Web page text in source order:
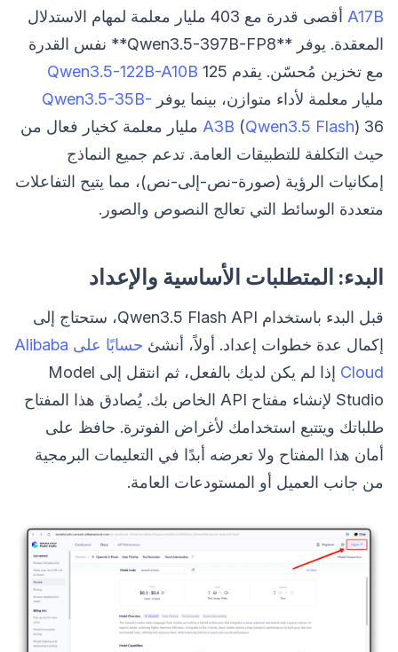
A17B
أقصى قدرة مع 403 مليار معلمة لمهام الاستدلال
المعقدة. يوفر **Qwen3.5-397B-FP8** نفس القدرة
مع تخزين مُحسّن. يقدم
Qwen3.5-122B-A10B 125
مليار معلمة لأداء متوازن، بينما يوفر Qwen3.5-35B-
A3B (Qwen3.5 Flash
) 36 مليار معلمة كخيار فعال من
حيث التكلفة للتطبيقات العامة. تدعم جميع النماذج
إمكانيات الرؤية (صورة-نص-إلى-نص)، مما يتيح التفاعلات
متعددة الوسائط التي تعالج النصوص والصور.
البدء: المتطلبات الأساسية والإعداد
قبل البدء باستخدام Qwen3.5 Flash API، ستحتاج إلى
إكمال عدة خطوات إعداد. أولاً، أنشئ
حسابًا على Alibaba
Cloud
إذا لم يكن لديك بالفعل، ثم انتقل إلى Model
Studio لإنشاء مفتاح API الخاص بك. يُصادق هذا المفتاح
طلباتك ويتتبع استخدامك لأغراض الفوترة. حافظ على
أمان هذا المفتاح ولا تعرضه أبدًا في التعليمات البرمجية
من جانب العميل أو المستودعات العامة.